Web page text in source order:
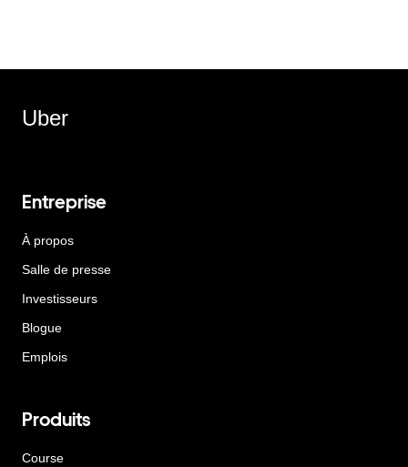
Uber
Entreprise
À propos
Salle de presse
Investisseurs
Blogue
Emplois
Produits
Course